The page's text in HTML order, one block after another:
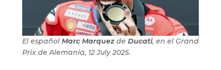
El español Marc Marquezde Ducati, en el Grand
Prix de Alemania, 12 July 2025.